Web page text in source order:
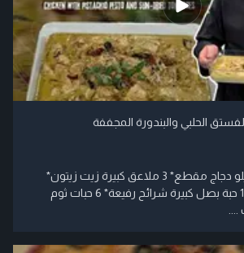
الحلبي والبندورة المجففة
المقادير:للدجاج:* 1 كيلو دجاج مقطع* 3 ملاعق كبيرة زيت زيتون*
1 ملعقة كبيرة زبدة* 1 حبة بصل كبيرة شرائح رفيعة* 6 حبات ثوم